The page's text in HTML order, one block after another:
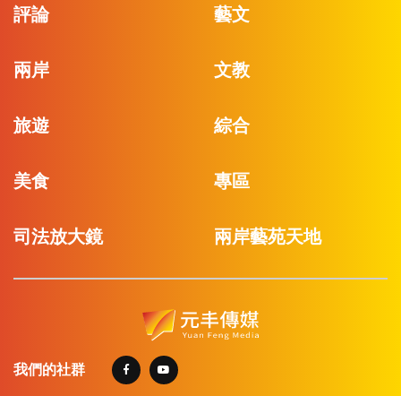
評論 藝文
兩岸 文教
旅遊 綜合
美食 專區
司法放大鏡 兩岸藝苑天地
我們的社群